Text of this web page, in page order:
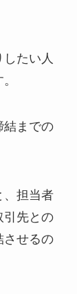
たい人
結までの
、担当者
引先との
させるの